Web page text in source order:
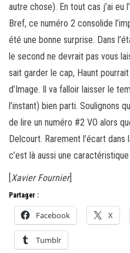
autre chose). En tout cas j’ai eu
Bref, ce numéro 2 consolide
été une bonne surprise. Dans
le second ne devrait pas vous
sait garder le cap, Haunt
d’Image. Il va falloir laisser le
l’instant) bien parti. Soulignons
de lire un numéro #2 VO alors
Delcourt. Rarement l’écart
c’est là aussi une
[Xavier Fournier]
Partager :
Facebook X
Tumblr